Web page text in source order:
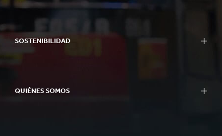
SOSTENIBILIDAD
QUIÉNES SOMOS